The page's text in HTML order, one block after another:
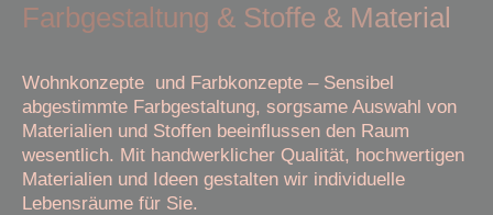
Farbgestaltung & Stoffe & Material
Wohnkonzepte und Farbkonzepte – Sensibel
abgestimmte Farbgestaltung, sorgsame Auswahl von
Materialien und Stoffen beeinflussen den Raum
wesentlich. Mit handwerklicher Qualität, hochwertigen
Materialien und Ideen gestalten wir individuelle
Lebensräume für Sie.